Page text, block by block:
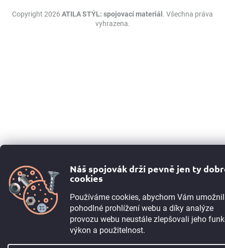
Náš spojovák drží pevně jen ty
cookies
Používáme cookies, abychom Vám
pohodlné prohlížení webu a díky analýze
provozu webu neustále zlepšovali jeho
výkon a použitelnost.
Copyright 2026 ATILA STÝL: spojovací materiál . Všechna práva
vyhrazena.